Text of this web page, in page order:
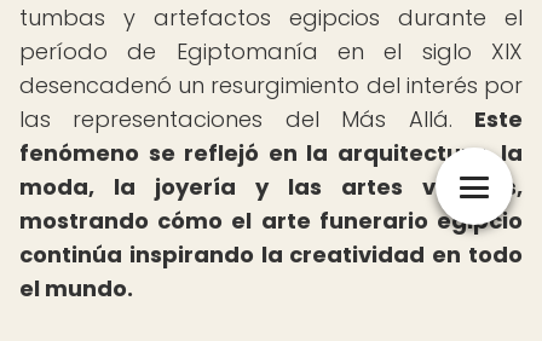
tumbas y artefactos egipcios durante el
período de Egiptomanía en el siglo XIX
desencadenó un resurgimiento del interés por
las representaciones del Más Allá. Este
fenómeno se reflejó en la arquitectura, la
moda, la joyería y las artes visuales,
mostrando cómo el arte funerario egipcio
continúa inspirando la creatividad en todo
el mundo.